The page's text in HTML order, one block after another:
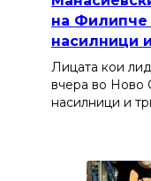
на Филипче
насилници
Лицата кои
вчера во Ново
насилници и